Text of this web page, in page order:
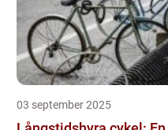
03 september 2025